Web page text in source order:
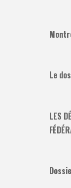
Le
LES